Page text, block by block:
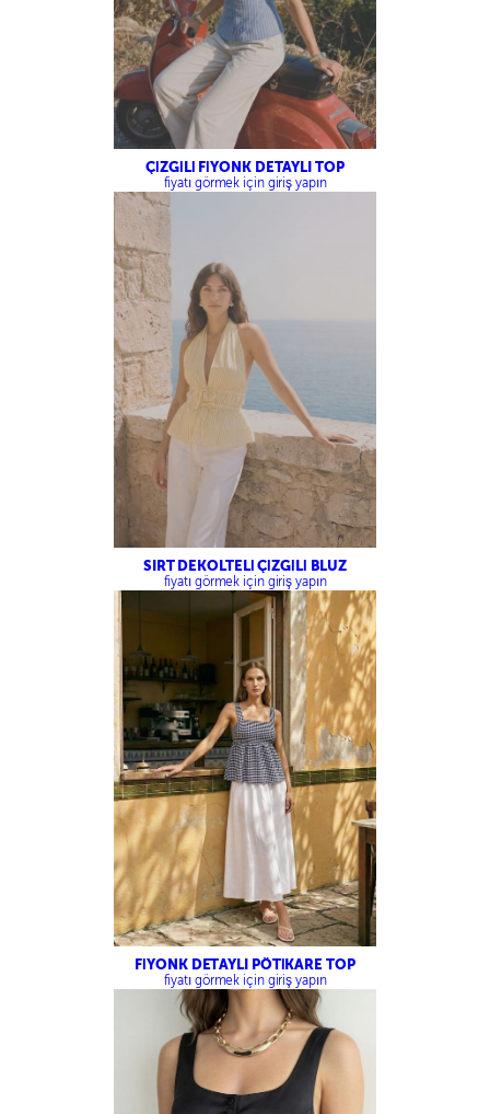
ÇİZGİLİ FİYONK DETAYLI TOP
fiyatı görmek için giriş yapın
SIRT DEKOLTELİ ÇİZGİLİ BLUZ
fiyatı görmek için giriş yapın
FİYONK DETAYLI PÖTİKARE TOP
fiyatı görmek için giriş yapın